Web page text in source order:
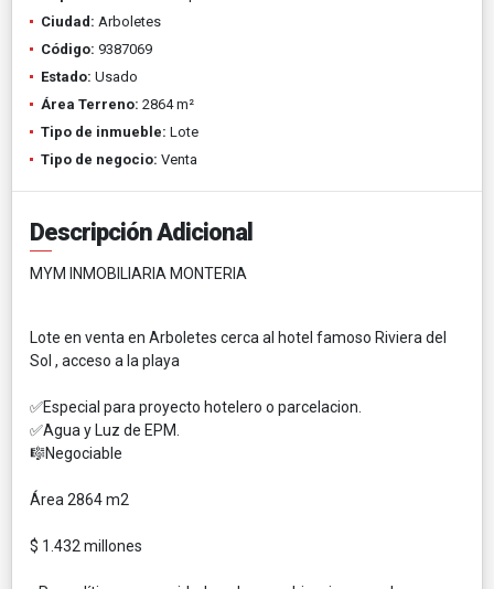
Ciudad: Arboletes
Código: 9387069
Estado: Usado
Área Terreno: 2864 m²
Tipo de inmueble: Lote
Tipo de negocio: Venta
Descripción Adicional
MYM INMOBILIARIA MONTERIA
Lote en venta en Arboletes cerca al hotel famoso Riviera del
Sol , acceso a la playa
✅Especial para proyecto hotelero o parcelacion.
✅Agua y Luz de EPM.
🎼Negociable
Área 2864 m2
$ 1.432 millones